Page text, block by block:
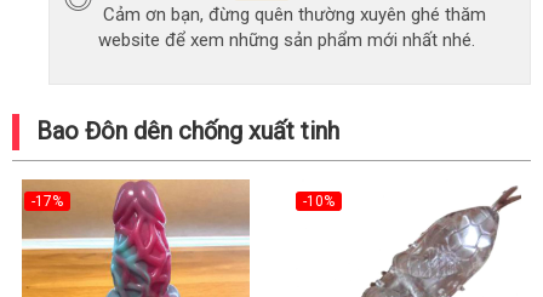
Cảm ơn bạn, đừng quên thường xuyên ghé thăm
website để xem những sản phẩm mới nhất nhé.
Bao Đôn dên chống xuất tinh
-17% -10%